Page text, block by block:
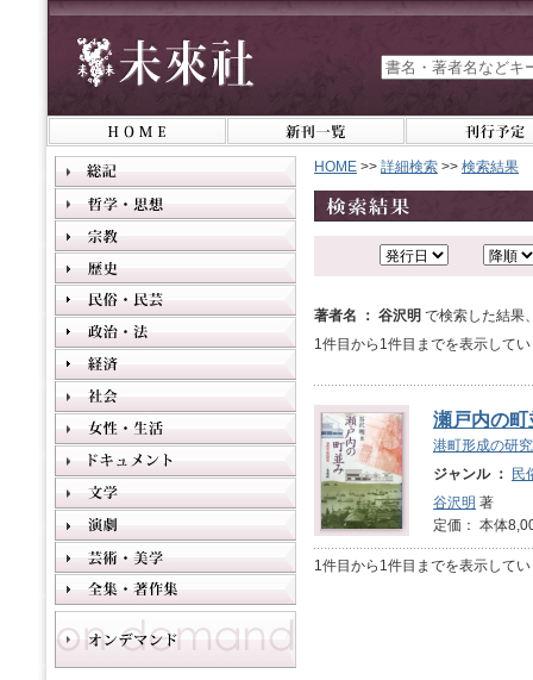
HOME >> 詳細検索 >> 検索結果
著者名 ： 谷沢明 で検索した結果
1件目から1件目までを表示して
瀬戸内の町
港町形成の研究
ジャンル ：
民
谷沢明 著
定価： 本体
1件目から1件目までを表示して